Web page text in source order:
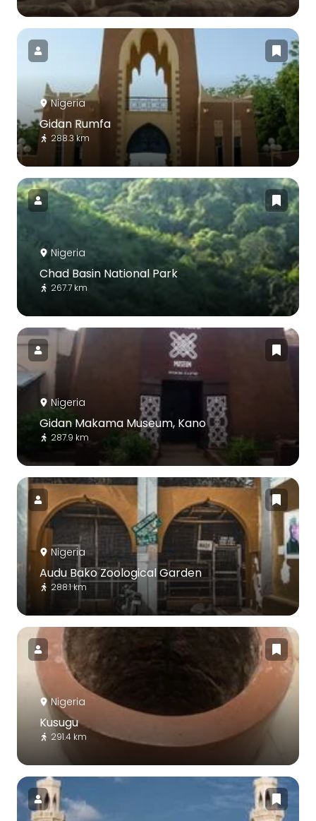
Nigeria
Gidan Rumfa
288.3 km
Nigeria
Chad Basin National Park
267.7 km
Nigeria
Gidan Makama Museum, Kano
287.9 km
Nigeria
Audu Bako Zoological Garden
288.1 km
Nigeria
Kusugu
291.4 km